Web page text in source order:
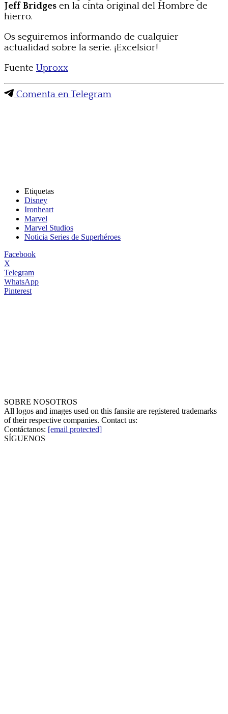
Jeff Bridges en la cinta original del Hombre de
hierro.
Os seguiremos informando de cualquier
actualidad sobre la serie. ¡Excelsior!
Fuente Uproxx
Comenta en Telegram
Etiquetas
Disney
Ironheart
Marvel
Marvel Studios
Noticia Series de Superhéroes
Facebook
X
Telegram
WhatsApp
Pinterest
SOBRE NOSOTROS
All logos and images used on this fansite are registered trademarks
of their respective companies. Contact us:
Contáctanos: [email protected]
SÍGUENOS